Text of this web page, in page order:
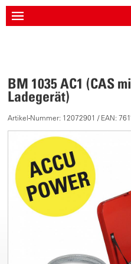
BM 1035 AC1 (CAS
Ladegerät)
Artikel-Nummer: 12072901 / EAN: